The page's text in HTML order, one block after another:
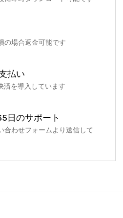
の場合返金可能です
払い
済を導入しています
日のサポート
合わせフォームより送信して